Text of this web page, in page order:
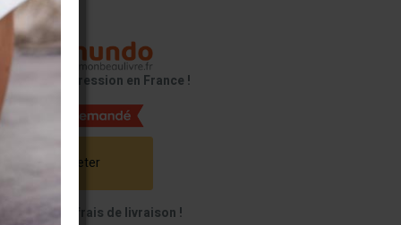
11,90€
pour une impression en France !
Acheter
Baissez vos frais de livraison !